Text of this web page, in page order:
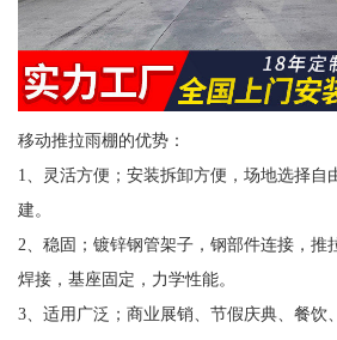
移动推拉雨棚的优势：
1、灵活方便；安装拆卸方便，场地选择自
建。
2、稳固；镀锌钢管架子，钢部件连接，推
焊接，基座固定，力学性能。
3、适用广泛；商业展销、节假庆典、餐饮